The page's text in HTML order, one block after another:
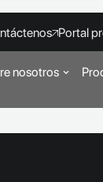
Portal
nosotros